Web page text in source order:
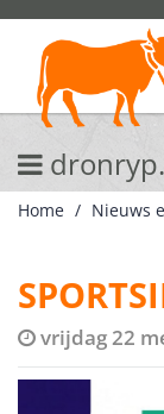
Home Nieuws
vrijdag 22